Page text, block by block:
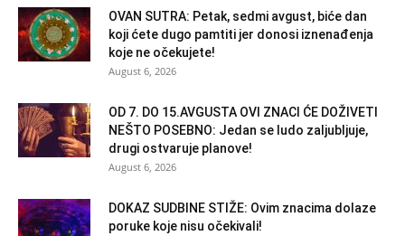
OVAN SUTRA: Petak, sedmi avgust, biće dan
koji ćete dugo pamtiti jer donosi iznenađenja
koje ne očekujete!
August 6, 2026
OD 7. DO 15.AVGUSTA OVI ZNACI ĆE DOŽIVETI
NEŠTO POSEBNO: Jedan se ludo zaljubljuje,
drugi ostvaruje planove!
August 6, 2026
DOKAZ SUDBINE STIŽE: Ovim znacima dolaze
poruke koje nisu očekivali!